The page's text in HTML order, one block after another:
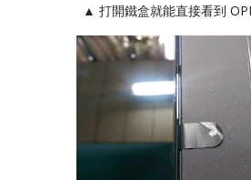
▲ 打開鐵盒就能直接看到